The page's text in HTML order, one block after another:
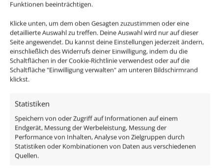
Funktionen beeinträchtigen.
Klicke unten, um dem oben Gesagten zuzustimmen oder eine
detaillierte Auswahl zu treffen. Deine Auswahl wird nur auf dieser
Seite angewendet. Du kannst deine Einstellungen jederzeit ändern,
einschließlich des Widerrufs deiner Einwilligung, indem du die
Schaltflächen in der Cookie-Richtlinie verwendest oder auf die
Schaltfläche "Einwilligung verwalten" am unteren Bildschirmrand
klickst.
Statistiken
Speichern von oder Zugriff auf Informationen auf einem
Endgerät, Messung der Werbeleistung, Messung der
Performance von Inhalten, Analyse von Zielgruppen durch
Statistiken oder Kombinationen von Daten aus verschiedenen
Quellen.
Passendes Zubehör:
DALI Dimmaktor
Funkdimmer
Im Lieferumfang ist der komplette Aufbaustrahler
samt Leuchtmittel enthalten um diesen direkt an 230V
anschließen zu können.Das Leuchtmittel sieht mit
seiner Milchglasfront, nicht nur sehr edel aus, da man
die einzelnen LEDs nicht sieht, sondern eignet sich